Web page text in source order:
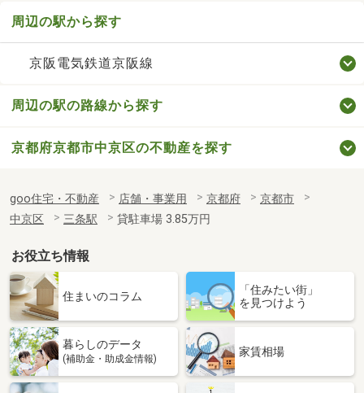
周辺の駅から探す
京阪電気鉄道京阪線
周辺の駅の路線から探す
京都府京都市中京区の不動産を探す
goo住宅・不動産 店舗・事業用 京都府
京都市
中京区
三条駅 貸駐車場 3.85万円
お役立ち情報
住まいのコラム
「住みたい街」
を見つけよう
暮らしのデータ
(補助金・助成金情報)
家賃相場